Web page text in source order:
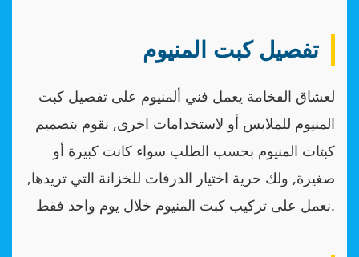
تفصيل كبت المنيوم
لعشاق الفخامة يعمل فني ألمنيوم على تفصيل كبت
المنيوم للملابس أو لاستخدامات اخرى, نقوم بتصميم
كبتات المنيوم بحسب الطلب سواء كانت كبيرة أو
صغيرة, ولك حرية اختيار الدرفات للخزانة التي تريدها,
نعمل على تركيب كبت المنيوم خلال يوم واحد فقط.